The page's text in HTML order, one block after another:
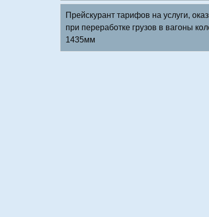
Прейскурант тарифов на услуги,
при переработке грузов в вагоны
1435мм